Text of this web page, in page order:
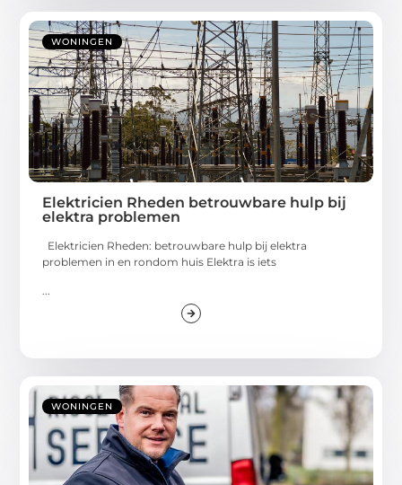
WONINGEN
Elektricien Rheden betrouwbare hulp bij
elektra problemen
Elektricien Rheden: betrouwbare hulp bij elektra
problemen in en rondom huis Elektra is iets
...
WONINGEN